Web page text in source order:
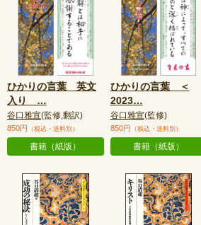
ひかりの言葉 英文
入り …
谷口雅宣(監修,翻訳)
850円 （税込・送料別）
書籍（紙版）
ひかりの言葉 ＜
2023…
谷口雅宣(監修)
850円 （税込・送料別）
書籍（紙版）